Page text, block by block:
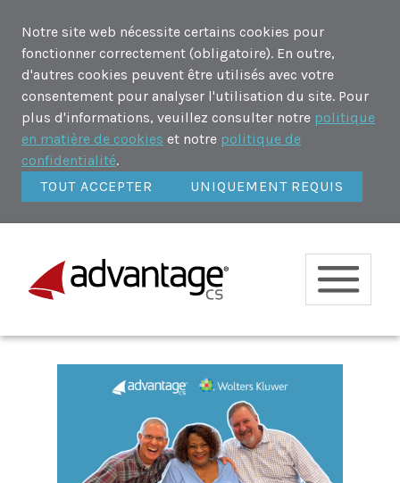
Notre site web nécessite certains cookies pour
fonctionner correctement (obligatoire). En outre,
d'autres cookies peuvent être utilisés avec votre
consentement pour analyser l'utilisation du site. Pour
plus d'informations, veuillez consulter notre politique
en matière de cookies et notre politique de
confidentialité.
TOUT ACCEPTER
UNIQUEMENT REQUIS